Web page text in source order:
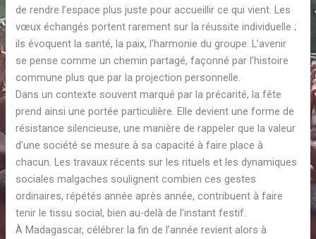
de rendre l’espace plus juste pour accueillir ce qui vient. Les
vœux échangés portent rarement sur la réussite individuelle ;
ils évoquent la santé, la paix, l’harmonie du groupe. L’avenir
se pense comme un chemin partagé, façonné par l’histoire
commune plus que par la projection personnelle.
Dans un contexte souvent marqué par la précarité, la fête
prend ainsi une portée particulière. Elle devient une forme de
résistance silencieuse, une manière de rappeler que la valeur
d’une société se mesure à sa capacité à faire place à
chacun. Les travaux récents sur les rituels et les dynamiques
sociales malgaches soulignent combien ces gestes
ordinaires, répétés année après année, contribuent à faire
tenir le tissu social, bien au-delà de l’instant festif.
À Madagascar, célébrer la fin de l’année revient alors à